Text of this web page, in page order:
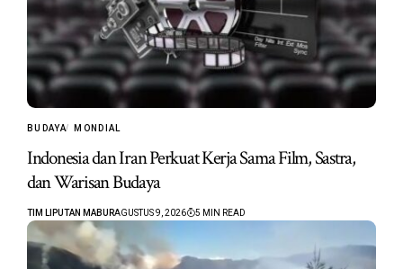
BUDAYA MONDIAL
Indonesia dan Iran Perkuat Kerja Sama Film, Sastra,
dan Warisan Budaya
TIM LIPUTAN MABURAGUSTUS 9, 2026 5 MIN READ